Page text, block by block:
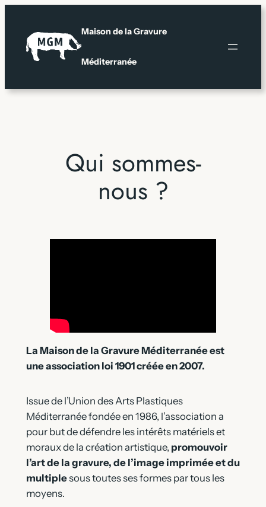
contenu
Maison de la Gravure
Méditerranée
Qui sommes-
nous ?
La Maison de la Gravure Méditerranée est
une association loi 1901 créée en 2007.
Issue de l’Union des Arts Plastiques
Méditerranée fondée en 1986, l’association a
pour but de défendre les intérêts matériels et
moraux de la création artistique, promouvoir
l’art de la gravure, de l’image imprimée et du
multiplesous toutes ses formes par tous les
moyens.